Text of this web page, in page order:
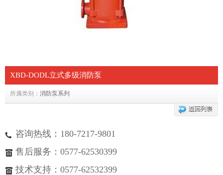
XBD-DODL立式多级消防泵
所属类别： 消防泵系列
咨询热线：180-7217-9801
售后服务：0577-62530399
技术支持：0577-62532399